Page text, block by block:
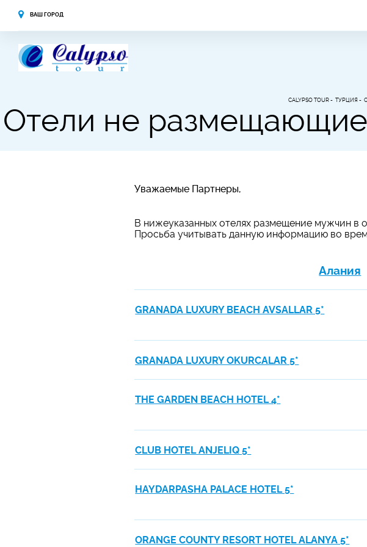
ВАШ ГОРОД
CALYPSO TOUR ТУРЦИЯ
Отели не
Уважаемые Партнеры,
В нижеуказанных отелях размещение мужчин в
Просьба учитывать данную информацию во
Алания
GRANADA LUXURY BEACH AVSALLAR 5*
GRANADA LUXURY OKURCALAR 5*
THE GARDEN BEACH HOTEL 4*
CLUB HOTEL ANJELIQ 5*
HAYDARPASHA PALACE HOTEL 5*
ORANGE COUNTY RESORT HOTEL ALANYA 5*